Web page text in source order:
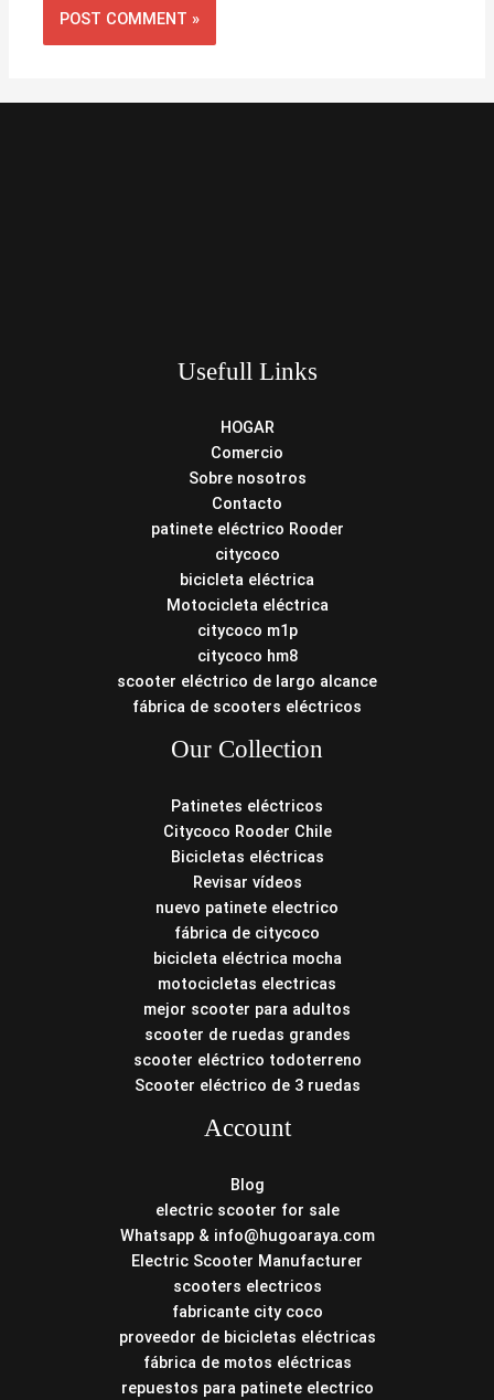
Usefull Links
HOGAR
Comercio
Sobre nosotros
Contacto
patinete eléctrico Rooder
citycoco
bicicleta eléctrica
Motocicleta eléctrica
citycoco m1p
citycoco hm8
scooter eléctrico de largo alcance
fábrica de scooters eléctricos
Our Collection
Patinetes eléctricos
Citycoco Rooder Chile
Bicicletas eléctricas
Revisar vídeos
nuevo patinete electrico
fábrica de citycoco
bicicleta eléctrica mocha
motocicletas electricas
mejor scooter para adultos
scooter de ruedas grandes
scooter eléctrico todoterreno
Scooter eléctrico de 3 ruedas
Account
Blog
electric scooter for sale
Whatsapp & info@hugoaraya.com
Electric Scooter Manufacturer
scooters electricos
fabricante city coco
proveedor de bicicletas eléctricas
fábrica de motos eléctricas
repuestos para patinete electrico